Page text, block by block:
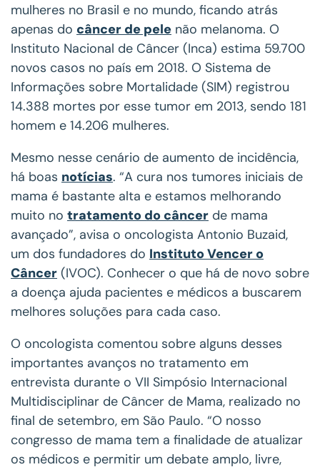
mulheres no Brasil e no mundo, ficando atrás
apenas do câncer de pele não melanoma. O
Instituto Nacional de Câncer (Inca) estima 59.700
novos casos no país em 2018. O Sistema de
Informações sobre Mortalidade (SIM) registrou
14.388 mortes por esse tumor em 2013, sendo 181
homem e 14.206 mulheres.
Mesmo nesse cenário de aumento de incidência,
há boas notícias. “A cura nos tumores iniciais de
mama é bastante alta e estamos melhorando
muito no tratamento do câncer de mama
avançado”, avisa o oncologista Antonio Buzaid,
um dos fundadores do Instituto Vencer o
Câncer (IVOC). Conhecer o que há de novo sobre
a doença ajuda pacientes e médicos a buscarem
melhores soluções para cada caso.
O oncologista comentou sobre alguns desses
importantes avanços no tratamento em
entrevista durante o VII Simpósio Internacional
Multidisciplinar de Câncer de Mama, realizado no
final de setembro, em São Paulo. “O nosso
congresso de mama tem a finalidade de atualizar
os médicos e permitir um debate amplo, livre,